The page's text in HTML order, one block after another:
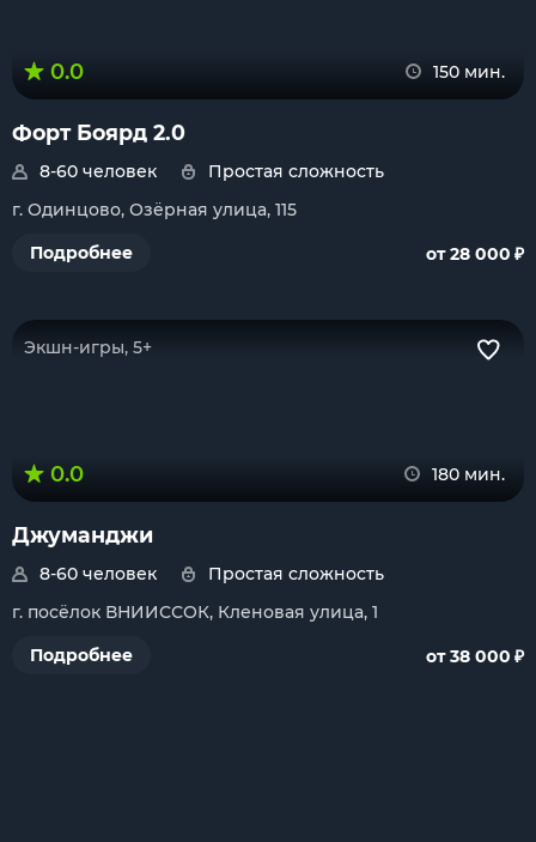
0.0 150 мин.
Форт Боярд 2.0
8-60 человек
Простая сложность
г. Одинцово, Озёрная улица, 115
Подробнее
от 28 000 ₽
Экшн-игры, 5+
0.0 180 мин.
Джуманджи
8-60 человек
Простая сложность
г. посёлок ВНИИССОК, Кленовая улица, 1
Подробнее
от 38 000 ₽